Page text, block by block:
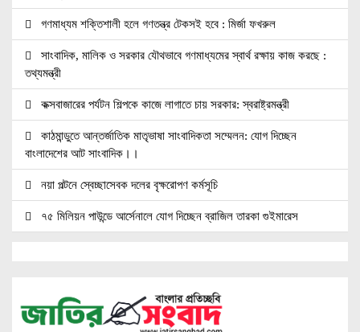
গণমাধ্যম শক্তিশালী হলে গণতন্ত্র টেকসই হবে : মির্জা ফখরুল
সাংবাদিক, মালিক ও সরকার যৌথভাবে গণমাধ্যমের স্বার্থ রক্ষায় কাজ করছে :
তথ্যমন্ত্রী
কক্সবাজারের পর্যটন শিল্পকে কাজে লাগাতে চায় সরকার: স্বরাষ্ট্রমন্ত্রী
কাঠমান্ডুতে আন্তর্জাতিক মাতৃভাষা সাংবাদিকতা সম্মেলন: যোগ দিচ্ছেন
বাংলাদেশের আট সাংবাদিক।।
নয়া পল্টনে স্বেচ্ছাসেবক দলের বৃক্ষরোপণ কর্মসূচি
৭৫ মিলিয়ন পাউন্ডে আর্সেনালে যোগ দিচ্ছেন ব্রাজিল তারকা গুইমারেস
জামালপুরে জুলাই অভ্যুত্থান দিবস উদযাপিত